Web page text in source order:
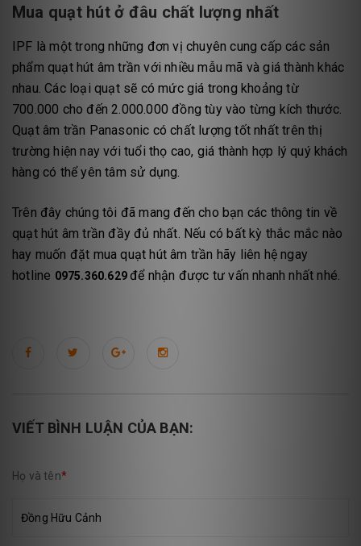
Mua quạt hút ở đâu chất lượng nhất
IPF là một trong những đơn vị chuyên cung cấp các sản
phẩm quạt hút âm trần với nhiều mẫu mã và giá thành khác
nhau. Các loại quạt sẽ có mức giá trong khoảng từ
700.000 cho đến 2.000.000 đồng tùy vào từng kích thước.
Quạt âm trần Panasonic có chất lượng tốt nhất trên thị
trường hiện nay với tuổi thọ cao, giá thành hợp lý quý khách
hàng có thể yên tâm sử dụng.
Trên đây chúng tôi đã mang đến cho bạn các thông tin về
quạt hút âm trần đầy đủ nhất. Nếu có bất kỳ thắc mắc nào
hay muốn đặt mua quạt hút âm trần hãy liên hệ ngay
hotline 0975.360.629 để nhận được tư vấn nhanh nhất nhé.
VIẾT BÌNH LUẬN CỦA BẠN:
Họ và tên*